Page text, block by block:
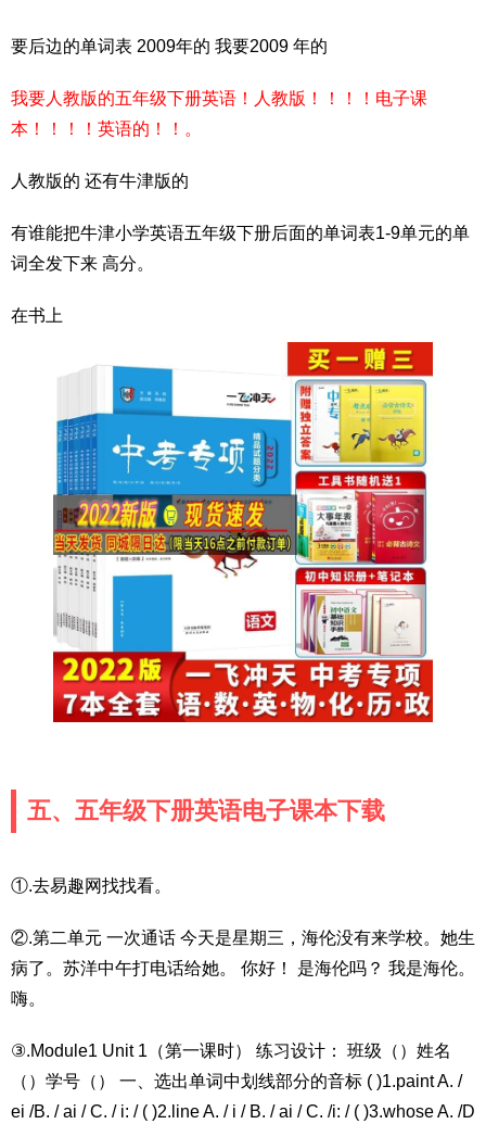
要后边的单词表 2009年的 我要2009 年的
我要人教版的五年级下册英语！人教版！！！！电子课
本！！！！英语的！！。
人教版的 还有牛津版的
有谁能把牛津小学英语五年级下册后面的单词表1-9单元的单
词全发下来 高分。
在书上
五、五年级下册英语电子课本下载
①.去易趣网找找看。
②.第二单元 一次通话 今天是星期三，海伦没有来学校。她生
病了。苏洋中午打电话给她。 你好！ 是海伦吗？ 我是海伦。
嗨。
③.Module1 Unit 1（第一课时） 练习设计： 班级（）姓名
（）学号（） 一、选出单词中划线部分的音标 ( )1.paint A. /
ei /B. / ai / C. / i: / ( )2.line A. / i / B. / ai / C. /i: / ( )3.whose A. /D